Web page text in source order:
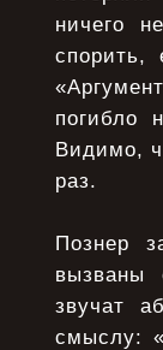
ничего
погибло
Видимо,
раз.
Познер
вызваны
звучат
смыслу: